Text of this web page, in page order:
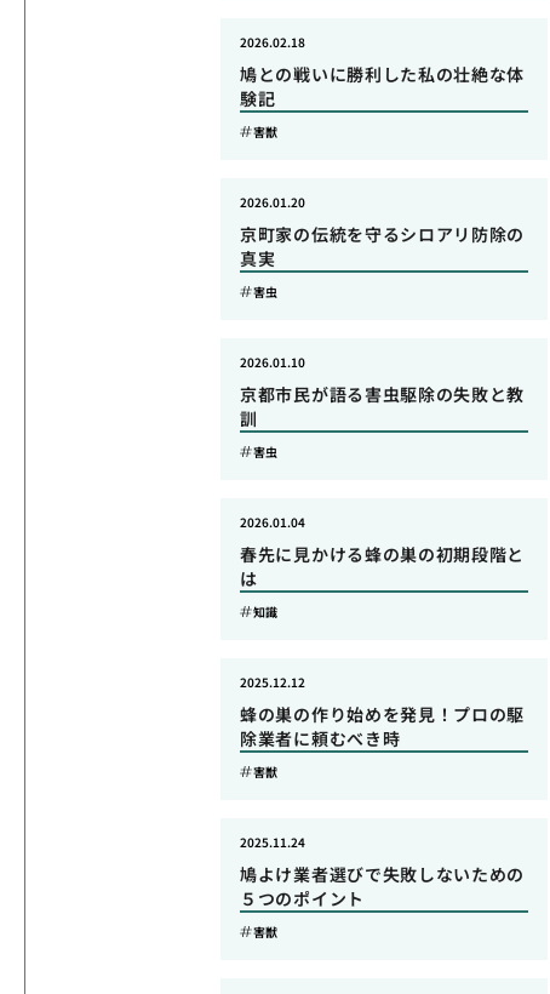
鳩との戦いに勝利した私の壮絶な体
験記
2026.02.18
害獣
京町家の伝統を守るシロアリ防除の
真実
2026.01.20
害虫
京都市民が語る害虫駆除の失敗と教
訓
2026.01.10
害虫
春先に見かける蜂の巣の初期段階と
は
2026.01.04
知識
蜂の巣の作り始めを発見！プロの駆
除業者に頼むべき時
2025.12.12
害獣
鳩よけ業者選びで失敗しないための
５つのポイント
2025.11.24
害獣